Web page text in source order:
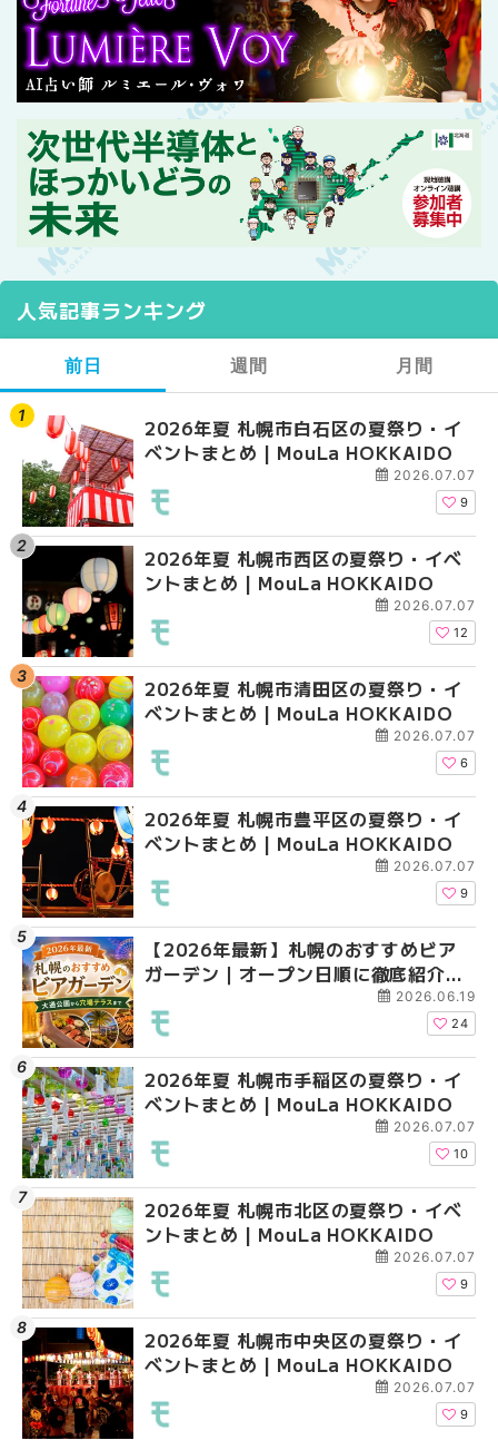
人気記事ランキング
前日
2026年夏 札幌市白石区の夏祭り・イ
ベントまとめ | MouLa HOKKAIDO
2026.07.07
9
2026年夏 札幌市西区の夏祭り・イベ
ントまとめ | MouLa HOKKAIDO
2026.07.07
12
2026年夏 札幌市清田区の夏祭り・イ
ベントまとめ | MouLa HOKKAIDO
2026.07.07
6
2026年夏 札幌市豊平区の夏祭り・イ
ベントまとめ | MouLa HOKKAIDO
2026.07.07
9
【2026年最新】札幌のおすすめビア
ガーデン｜オープン日順に徹底紹介！
大通公園から穴場テラスまで | MouLa
HOKKAIDO
2026.06.19
24
2026年夏 札幌市手稲区の夏祭り・イ
ベントまとめ | MouLa HOKKAIDO
2026.07.07
10
2026年夏 札幌市北区の夏祭り・イベ
ントまとめ | MouLa HOKKAIDO
2026.07.07
9
2026年夏 札幌市中央区の夏祭り・イ
ベントまとめ | MouLa HOKKAIDO
2026.07.07
9
週間
2026年夏 札幌市西区
ントまとめ | MouLa
【2026年最新】札幌
ガーデン｜オープン日
大通公園から穴場テ
2026年夏 札幌市白石
ベントまとめ |
2026年夏 札幌市手稲
ベントまとめ |
2026年夏 札幌市北区
ントまとめ | MouLa
2026年夏 札幌市清田
ベントまとめ |
2026年夏 札幌市豊平
ベントまとめ |
2026年夏 札幌市南区
ントまとめ | MouLa
月間
【2026年最新】札幌
ガーデン｜オープン日
大通公園から穴場テ
2026年夏 札幌市北区
ントまとめ | MouLa
2026年夏 札幌市白石
ベントまとめ |
2026年夏 札幌市西区
ントまとめ | MouLa
2026年夏 札幌市手稲
ベントまとめ |
2026年夏 札幌市清田
ベントまとめ |
札幌の麻辣湯（マーラ
め専門店6選！本場の
新店まで徹底比較 |
2026年夏 札幌市豊平
ベントまとめ |